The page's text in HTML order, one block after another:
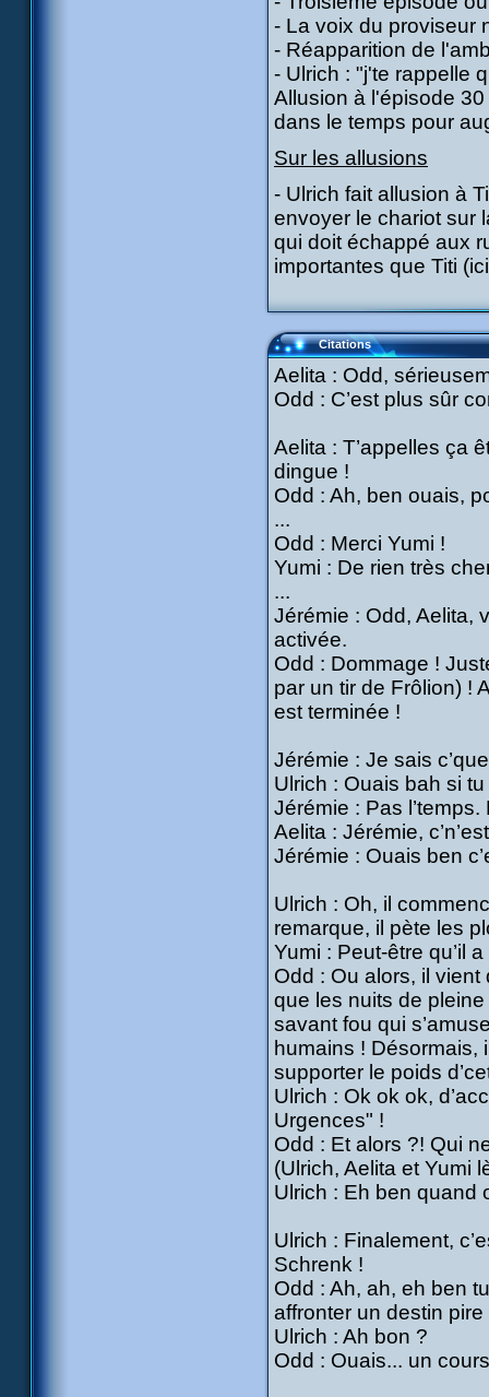
- La voix du proviseur
- Réapparition de
- Ulrich : "j'te rappelle
Allusion à l'épisode
dans le temps pour
Sur les allusions
- Ulrich fait allusion à
envoyer le chariot sur
qui doit échappé aux
importantes que Titi
Citations
Aelita : Odd,
Odd : C’est plus sûr
Aelita : T’appelles ça
dingue !
Odd : Ah, ben ouais,
...
Odd : Merci Yumi !
Yumi : De rien très
...
Jérémie : Odd, Aelita,
activée.
Odd : Dommage !
par un tir de Frôlion) !
est terminée !
Jérémie : Je sais
Ulrich : Ouais bah si
Jérémie : Pas
Aelita : Jérémie,
Jérémie : Ouais ben
Ulrich : Oh, il
remarque, il pète les
Yumi : Peut-être qu’il
Odd : Ou alors, il
que les nuits de
savant fou qui
humains ! Désormais,
supporter le poids
Ulrich : Ok ok ok,
Urgences" !
Odd : Et alors ?! Qui
(Ulrich, Aelita et Yumi
Ulrich : Eh ben quand
Ulrich : Finalement,
Schrenk !
Odd : Ah, ah, eh ben
affronter un destin
Ulrich : Ah bon ?
Odd : Ouais... un